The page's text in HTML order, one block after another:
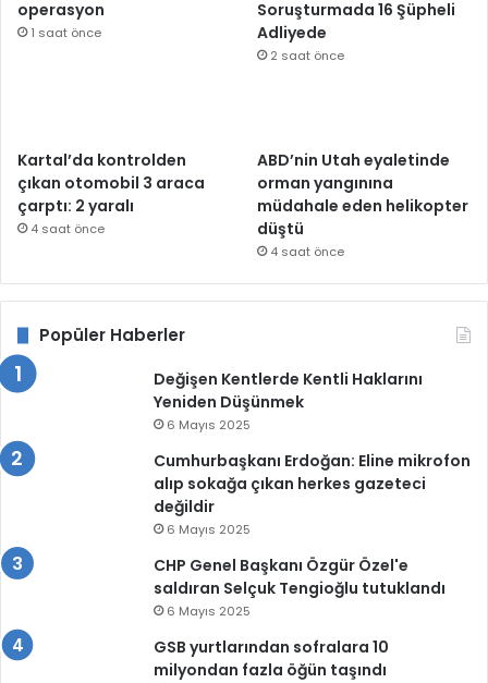
operasyon
1 saat önce
Soruşturmada 16 Şüpheli
Adliyede
2 saat önce
Kartal’da kontrolden
çıkan otomobil 3 araca
çarptı: 2 yaralı
4 saat önce
ABD’nin Utah eyaletinde
orman yangınına
müdahale eden helikopter
düştü
4 saat önce
Popüler Haberler
Değişen Kentlerde Kentli Haklarını
Yeniden Düşünmek
6 Mayıs 2025
Cumhurbaşkanı Erdoğan: Eline mikrofon
alıp sokağa çıkan herkes gazeteci
değildir
6 Mayıs 2025
CHP Genel Başkanı Özgür Özel'e
saldıran Selçuk Tengioğlu tutuklandı
6 Mayıs 2025
GSB yurtlarından sofralara 10
milyondan fazla öğün taşındı